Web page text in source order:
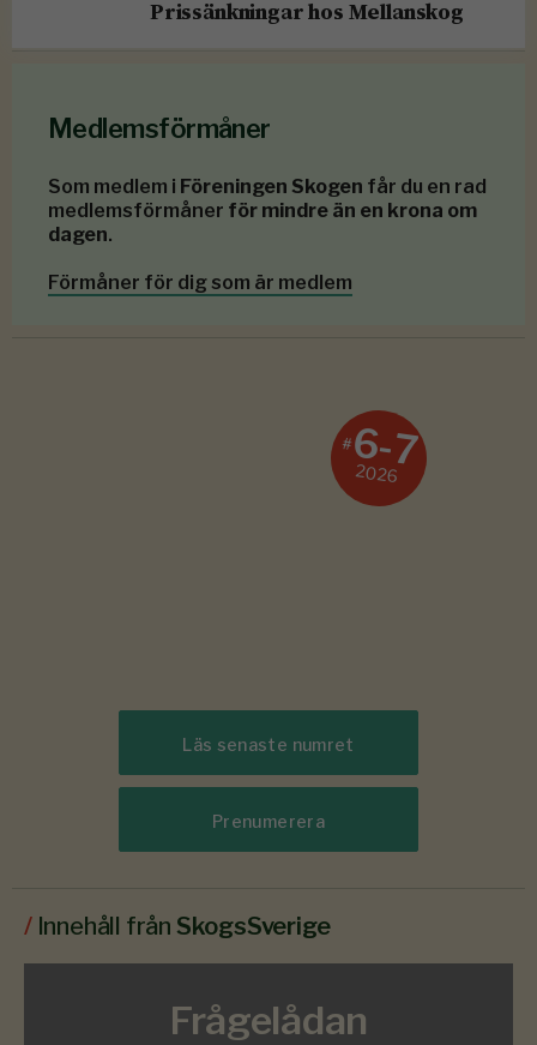
Prissänkningar hos Mellanskog
Medlemsförmåner
Som medlem i Föreningen Skogen får du en rad
medlemsförmåner för mindre än en krona om
dagen.
Förmåner för dig som är medlem
#6-7
2026
Läs senaste numret
Prenumerera
/ Innehåll från SkogsSverige
Frågelådan